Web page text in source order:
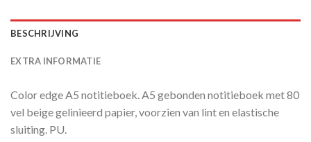
BESCHRIJVING
EXTRA INFORMATIE
Color edge A5 notitieboek. A5 gebonden notitieboek met 80
vel beige gelinieerd papier, voorzien van lint en elastische
sluiting. PU.